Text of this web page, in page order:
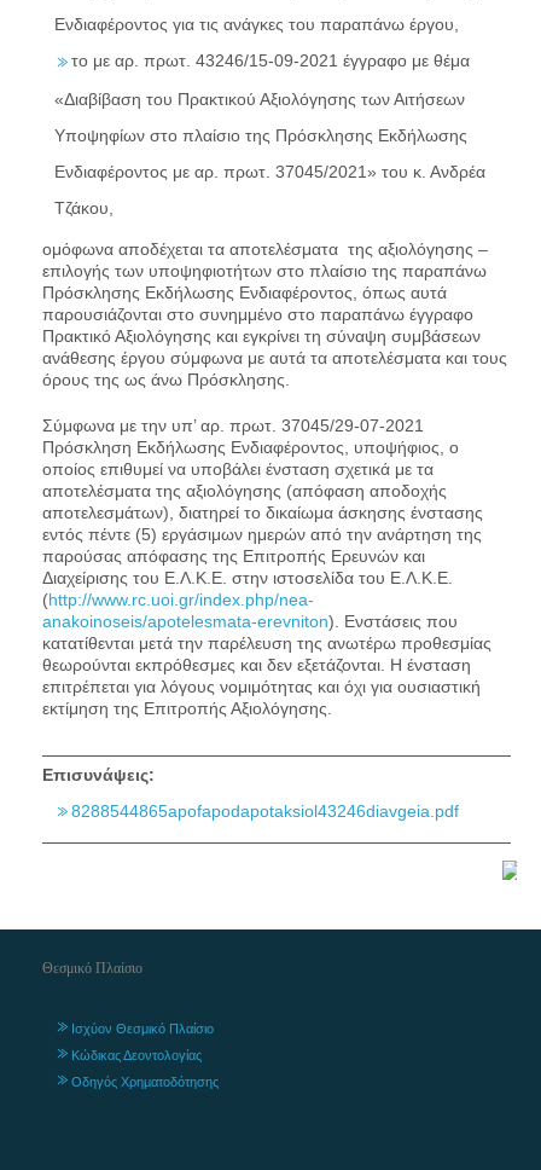
Ενδιαφέροντος για τις ανάγκες του παραπάνω έργου,
το με αρ. πρωτ. 43246/15-09-2021 έγγραφο με θέμα
«Διαβίβαση του Πρακτικού Αξιολόγησης των Αιτήσεων
Υποψηφίων στο πλαίσιο της Πρόσκλησης Εκδήλωσης
Ενδιαφέροντος με αρ. πρωτ. 37045/2021» του κ. Ανδρέα
Τζάκου,
ομόφωνα αποδέχεται τα αποτελέσματα της αξιολόγησης –
επιλογής των υποψηφιοτήτων στο πλαίσιο της παραπάνω
Πρόσκλησης Εκδήλωσης Ενδιαφέροντος, όπως αυτά
παρουσιάζονται στο συνημμένο στο παραπάνω έγγραφο
Πρακτικό Αξιολόγησης και εγκρίνει τη σύναψη συμβάσεων
ανάθεσης έργου σύμφωνα με αυτά τα αποτελέσματα και τους
όρους της ως άνω Πρόσκλησης.
Σύμφωνα με την υπ’ αρ. πρωτ. 37045/29-07-2021
Πρόσκληση Εκδήλωσης Ενδιαφέροντος, υποψήφιος, ο
οποίος επιθυμεί να υποβάλει ένσταση σχετικά με τα
αποτελέσματα της αξιολόγησης (απόφαση αποδοχής
αποτελεσμάτων), διατηρεί το δικαίωμα άσκησης ένστασης
εντός πέντε (5) εργάσιμων ημερών από την ανάρτηση της
παρούσας απόφασης της Επιτροπής Ερευνών και
Διαχείρισης του Ε.Λ.Κ.Ε. στην ιστοσελίδα του Ε.Λ.Κ.Ε.
(http://www.rc.uoi.gr/index.php/nea-
anakoinoseis/apotelesmata-erevniton). Ενστάσεις που
κατατίθενται μετά την παρέλευση της ανωτέρω προθεσμίας
θεωρούνται εκπρόθεσμες και δεν εξετάζονται. Η ένσταση
επιτρέπεται για λόγους νομιμότητας και όχι για ουσιαστική
εκτίμηση της Επιτροπής Αξιολόγησης.
Επισυνάψεις:
8288544865apofapodapotaksiol43246diavgeia.pdf
Θεσμικό Πλαίσιο
Ισχύον Θεσμικό Πλαίσιο
Κώδικας Δεοντολογίας
Οδηγός Χρηματοδότησης